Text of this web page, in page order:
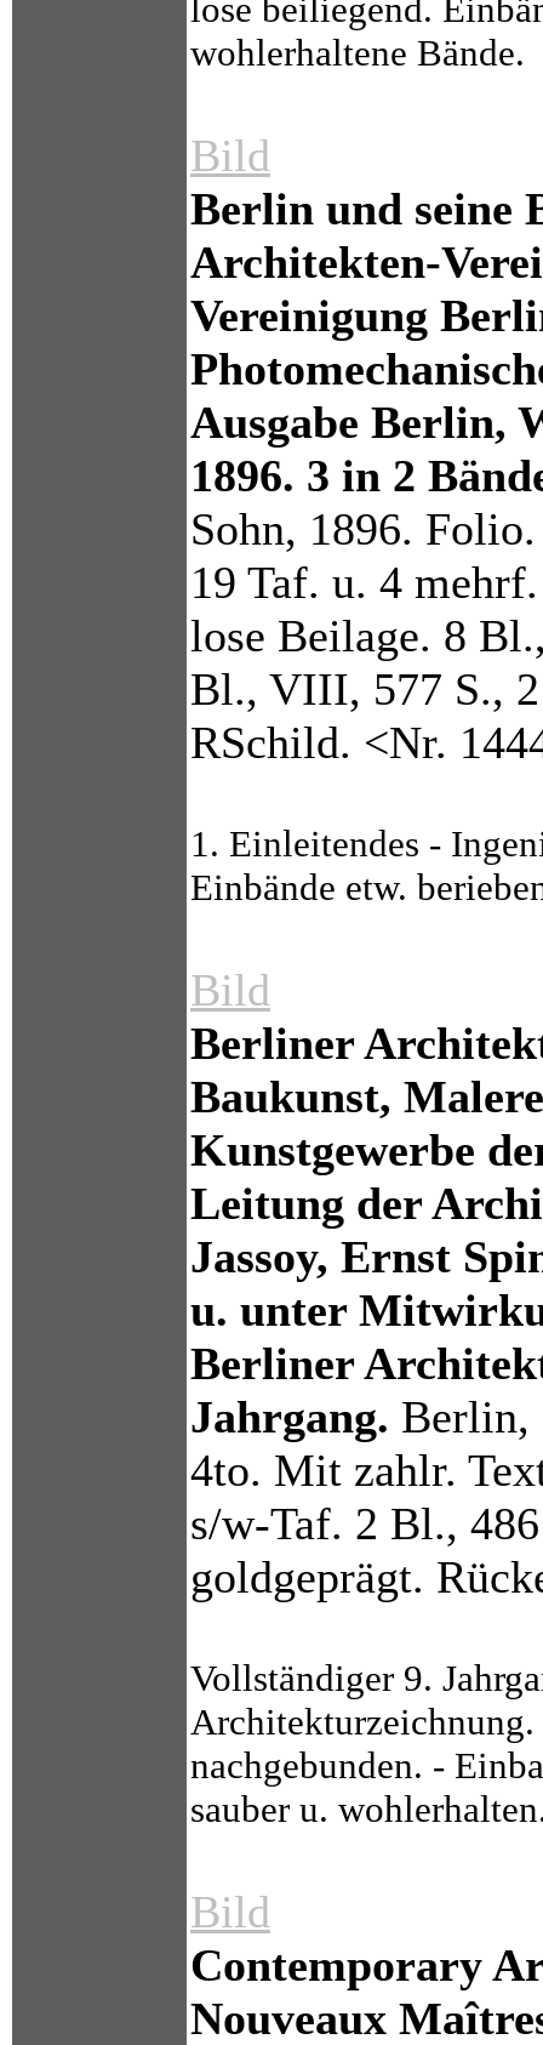
lose beiliegend.
wohlerhaltene Bände.
Bild
Berlin und seine
Architekten-
Vereinigung
Ausgabe Berlin,
1896. 3 in 2
Sohn, 1896.
19 Taf. u. 4
lose Beilage. 8
Bl., VIII, 577 S.,
RSchild. <Nr.
1. Einleitendes -
Einbände etw.
Bild
Berliner
Baukunst,
Kunstgewerbe
Leitung der
Jassoy, Ernst
u. unter
Berliner
Jahrgang. Berlin,
4to. Mit zahlr.
s/w-Taf. 2 Bl.,
goldgeprägt.
Vollständiger 9.
nachgebunden. -
sauber u.
Bild
Contemporary
Nouveaux